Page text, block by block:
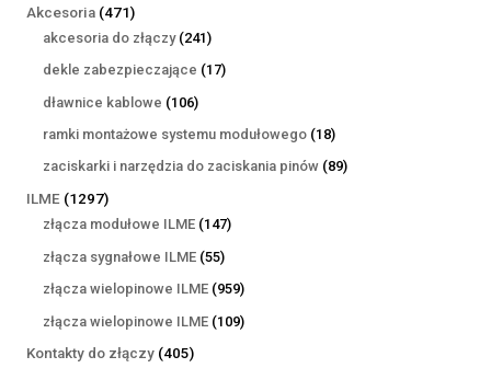
Akcesoria 471471
produktów
akcesoria do złączy 241241
produktów
dekle zabezpieczające 1717
dławnice kablowe 106106
produktów
ramki montażowe systemu modułowego 1818
produktów
zaciskarki i narzędzia do zaciskania pinów 8989
ILME 12971297
produktów
złącza modułowe ILME 147147
złącza sygnałowe ILME 5555
produktów
złącza wielopinowe ILME 959959
produktów
złącza wielopinowe ILME 109109
Kontakty do złączy 405405